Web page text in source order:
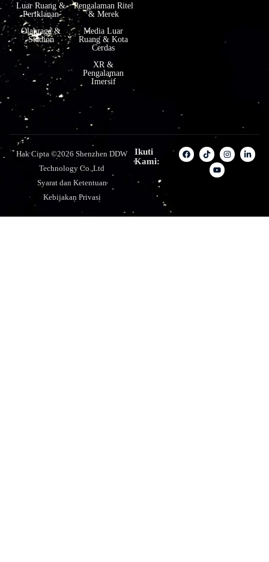
Luar Ruang &
Periklanan
Olahraga &
Stadion
Pengalaman Ritel
& Merek
Media Luar
Ruang & Kota
Cerdas
XR &
Pengalaman
Imersif
Hak Cipta ©2026 Shenzhen DDW
Technology Co.,Ltd
Syarat dan Ketentuan
Kebijakan Privasi
Ikuti
Kami: